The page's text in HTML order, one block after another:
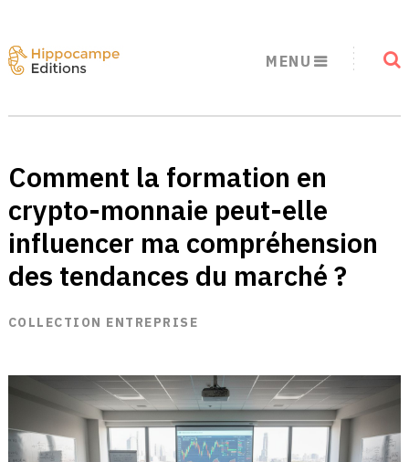
MENU
Comment la formation en
crypto-monnaie peut-elle
influencer ma compréhension
des tendances du marché ?
COLLECTION ENTREPRISE